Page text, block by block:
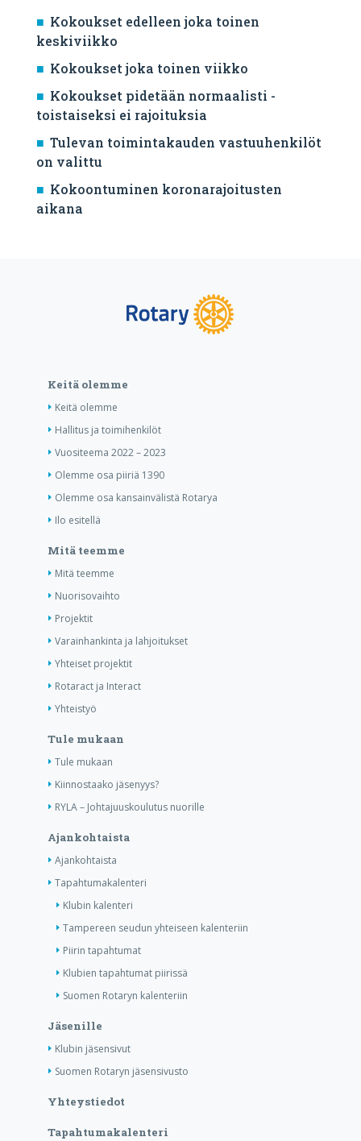
Kokoukset edelleen joka toinen
keskiviikko
Kokoukset joka toinen viikko
Kokoukset pidetään normaalisti -
toistaiseksi ei rajoituksia
Tulevan toimintakauden vastuuhenkilöt
on valittu
Kokoontuminen koronarajoitusten
aikana
Keitä olemme
Keitä olemme
Hallitus ja toimihenkilöt
Vuositeema 2022 – 2023
Olemme osa piiriä 1390
Olemme osa kansainvälistä Rotarya
Ilo esitellä
Mitä teemme
Mitä teemme
Nuorisovaihto
Projektit
Varainhankinta ja lahjoitukset
Yhteiset projektit
Rotaract ja Interact
Yhteistyö
Tule mukaan
Tule mukaan
Kiinnostaako jäsenyys?
RYLA – Johtajuuskoulutus nuorille
Ajankohtaista
Ajankohtaista
Tapahtumakalenteri
Klubin kalenteri
Tampereen seudun yhteiseen kalenteriin
Piirin tapahtumat
Klubien tapahtumat piirissä
Suomen Rotaryn kalenteriin
Jäsenille
Klubin jäsensivut
Suomen Rotaryn jäsensivusto
Yhteystiedot
Tapahtumakalenteri